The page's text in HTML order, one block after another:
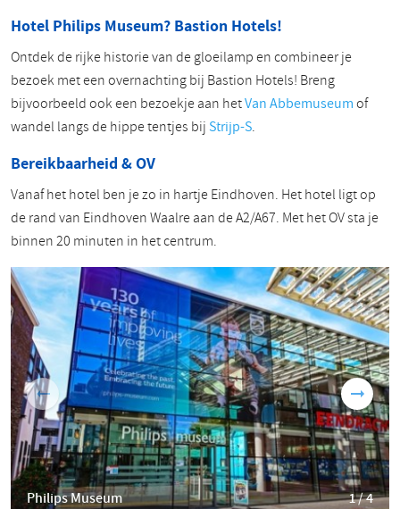
Hotel Philips Museum? Bastion Hotels!
Ontdek de rijke historie van de gloeilamp en combineer je
bezoek met een overnachting bij Bastion Hotels! Breng
bijvoorbeeld ook een bezoekje aan hetVan Abbemuseumof
wandel langs de hippe tentjes bij Strijp-S.
Bereikbaarheid & OV
Vanaf het hotel ben je zo in hartje Eindhoven. Het hotel ligt op
de rand van Eindhoven Waalre aan de A2/A67. Met het OV sta je
binnen 20 minuten in het centrum.
Philips Museum 1 / 4